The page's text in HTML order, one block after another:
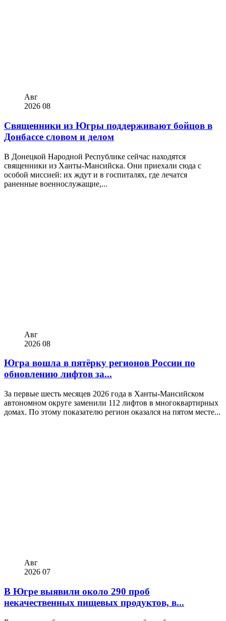
Авг
2026 08
Священники из Югры поддерживают бойцов в
Донбассе словом и делом
В Донецкой Народной Республике сейчас находятся
священники из Ханты-Мансийска. Они приехали сюда с
особой миссией: их ждут и в госпиталях, где лечатся
раненные военнослужащие,...
Авг
2026 08
Югра вошла в пятёрку регионов России по
обновлению лифтов за...
За первые шесть месяцев 2026 года в Ханты-Мансийском
автономном округе заменили 112 лифтов в многоквартирных
домах. По этому показателю регион оказался на пятом месте...
Авг
2026 07
В Югре выявили около 290 проб
некачественных пищевых продуктов, в...